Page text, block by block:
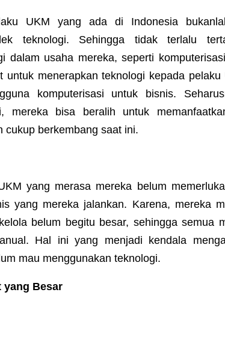
UKM yang ada di Indonesia
teknologi. Sehingga tidak terlalu
dalam usaha mereka, seperti
untuk menerapkan teknologi kepada pelaku
komputerisasi untuk bisnis.
mereka bisa beralih untuk
cukup berkembang saat ini.
yang merasa mereka belum
yang mereka jalankan. Karena, mereka
belum begitu besar, sehingga semua
Hal ini yang menjadi kendala
mau menggunakan teknologi.
yang Besar